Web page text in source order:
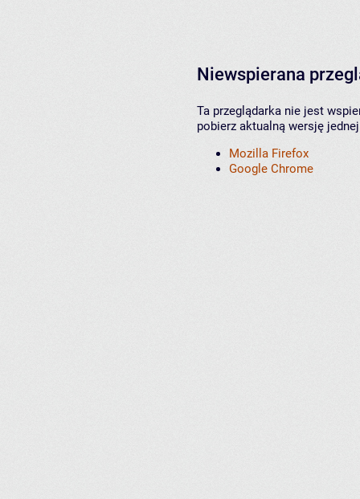
Niewspierana
Ta przeglądarka nie jest
pobierz aktualną wersję
Mozilla Firefox
Google Chrome